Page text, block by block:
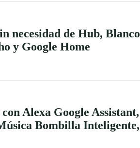
necesidad de Hub, Blanco
y Google Home
Alexa Google Assistant,
Bombilla Inteligente,